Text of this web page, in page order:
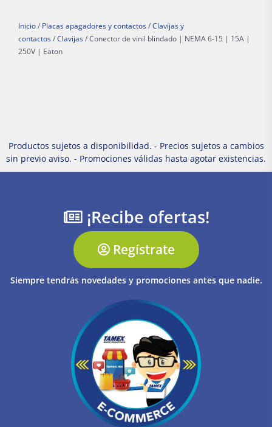
Inicio / Placas apagadores y contactos / Clavijas y
contactos / Clavijas / Conector de vinil blindado | NEMA 6-15 | 15A |
250V | Eaton
Productos sujetos a disponibilidad. - Precios sujetos a cambios
sin previo aviso. - Promociones válidas hasta agotar existencias.
¡Recibe ofertas!
Regístrate
Siempre tendrás novedades y promociones antes que nadie.